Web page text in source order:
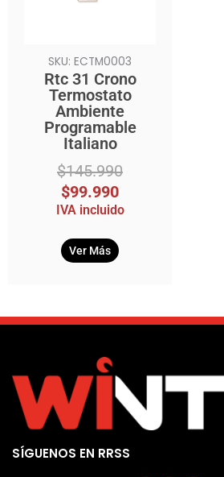
SKU: ECTM0003
Rtc 31 Crono
Termostato
Ambiente
Programable
Italiano
$145.990
$99.990
IVA incluido
Ver Más
SÍGUENOS EN RRSS